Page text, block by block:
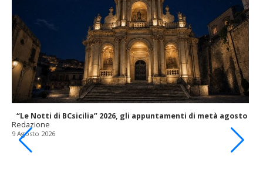
“Le Notti di BCsicilia” 2026, gli appuntamenti di metà agosto
Redazione
9 Agosto 2026